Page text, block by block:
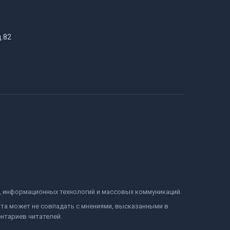
технологий и массовых коммуникаций.
может не совпадать с мнениями, высказанными в
читателей.